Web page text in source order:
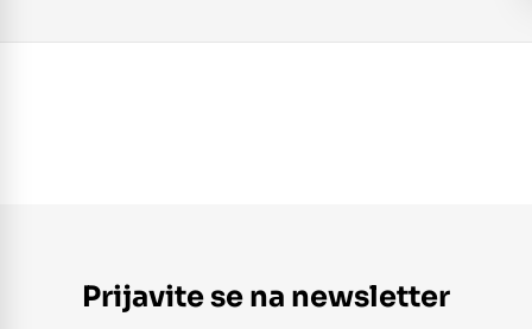
Prijavite se na newsletter